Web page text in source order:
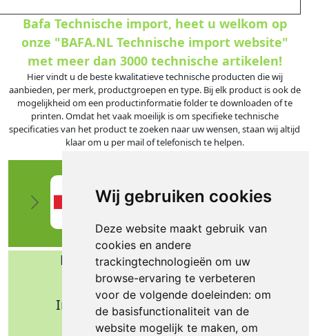
Wij gebruiken cookies
Deze website maakt gebruik van
cookies en andere
trackingtechnologieën om uw
browse-ervaring te verbeteren
voor de volgende doeleinden: om
de basisfunctionaliteit van de
website mogelijk te maken, om
Bafa Technische import, heet u welkom op
onze "BAFA.NL Technische import website"
met meer dan 3000 technische artikelen!
Hier vindt u de beste kwalitatieve technische producten die wij
aanbieden, per merk, productgroepen en type. Bij elk product is ook de
mogelijkheid om een productinformatie folder te downloaden of te
printen. Omdat het vaak moeilijk is om specifieke technische
specificaties van het product te zoeken naar uw wensen, staan wij altijd
klaar om u per mail of telefonisch te helpen.
Bafa b.v. Technische import
Nijverheidsweg 11
Industrieterrein Verheulsweide
7005 AS Doetinchem